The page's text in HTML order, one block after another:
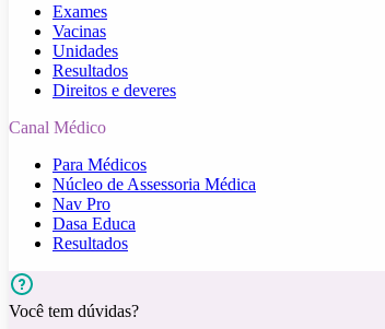
Exames
Vacinas
Unidades
Resultados
Direitos e deveres
Canal Médico
Para Médicos
Núcleo de Assessoria Médica
Nav Pro
Dasa Educa
Resultados
Você tem dúvidas?